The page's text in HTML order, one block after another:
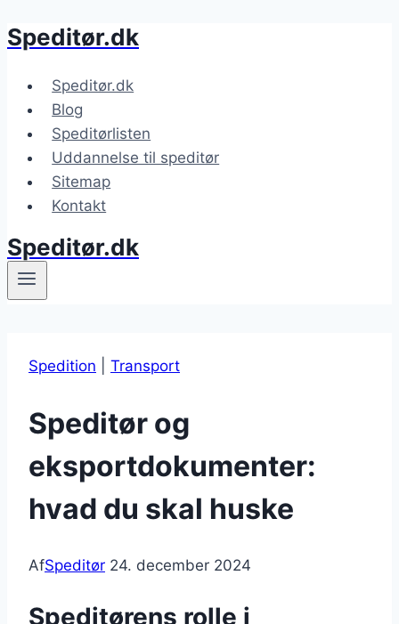
Fortsæt
indhold
Speditør.dk
Speditør.dk
Blog
Speditørlisten
Uddannelse til speditør
Sitemap
Kontakt
Speditør.dk
Spedition Transport
Speditør og
eksportdokumenter:
hvad du skal huske
AfSpeditør 24. december 2024
Speditørens rolle i